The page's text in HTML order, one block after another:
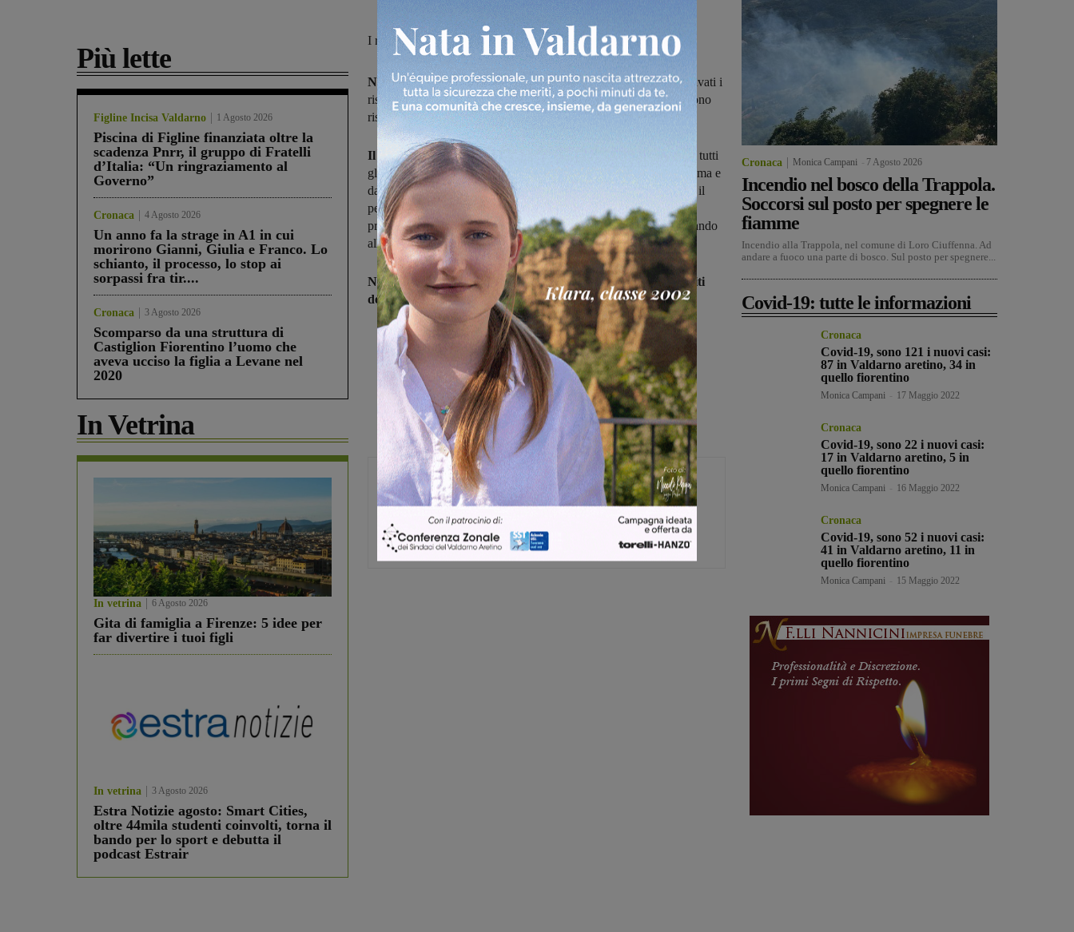
Più lette
Figline Incisa Valdarno 1 Agosto 2026
Piscina di Figline finanziata oltre la
scadenza Pnrr, il gruppo di Fratelli
d’Italia: “Un ringraziamento al
Governo”
Cronaca 4 Agosto 2026
Un anno fa la strage in A1 in cui
morirono Gianni, Giulia e Franco. Lo
schianto, il processo, lo stop ai
sorpassi fra tir....
Cronaca 3 Agosto 2026
Scomparso da una struttura di
Castiglion Fiorentino l’uomo che
aveva ucciso la figlia a Levane nel
2020
In Vetrina
In vetrina 6 Agosto 2026
Gita di famiglia a Firenze: 5 idee per
far divertire i tuoi figli
In vetrina 3 Agosto 2026
Estra Notizie agosto: Smart Cities,
oltre 44mila studenti coinvolti, torna il
bando per lo sport e debutta il
podcast Estrair
I risultati dei test sono arrivati ieri
Notizie positive per la Asp Martelli – Casa Argia. Ieri sono arrivati i
risultati dei 200 test effettuati su operatori sanitari e ospiti e tutti sono
risultati negativi al coronavirus. Quindi non ci sono criticità.
Il sindaco Giulia Mugnai ha commentato:
"Tutti gli operatori e tutti
gli ospiti sono risultati negativi. Questa è una notizia importantissima e
da parte mia voglio far arrivare un ringraziamento di cuore a tutto il
personale della nostra Asp Martelli che con professionalità e
precisione, fin dal primo giorno di questa emergenza, si sta dedicando
alla cura dei nostri anziani senza sosta e senza risparmiarsi.
Negativi anche tutti i test effettuati agli operatori ed ai 68 ospiti
della Rsa Frate Sole
.
Monica Campani
Cronaca Monica Campani 7 Agosto 2026
Incendio nel bosco della Trappola.
Soccorsi sul posto per spegnere le
fiamme
Incendio alla Trappola, nel comune di Loro Ciuffenna. Ad
andare a fuoco una parte di bosco. Sul posto per spegnere...
Covid-19: tutte le informazioni
Cronaca
Covid-19, sono 121 i nuovi casi:
87 in Valdarno aretino, 34 in
quello fiorentino
Monica Campani 17 Maggio 2022
Cronaca
Covid-19, sono 22 i nuovi casi:
17 in Valdarno aretino, 5 in
quello fiorentino
Monica Campani 16 Maggio 2022
Cronaca
Covid-19, sono 52 i nuovi casi:
41 in Valdarno aretino, 11 in
quello fiorentino
Monica Campani 15 Maggio 2022